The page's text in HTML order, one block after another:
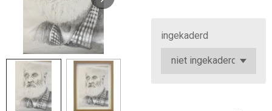
ingekaderd